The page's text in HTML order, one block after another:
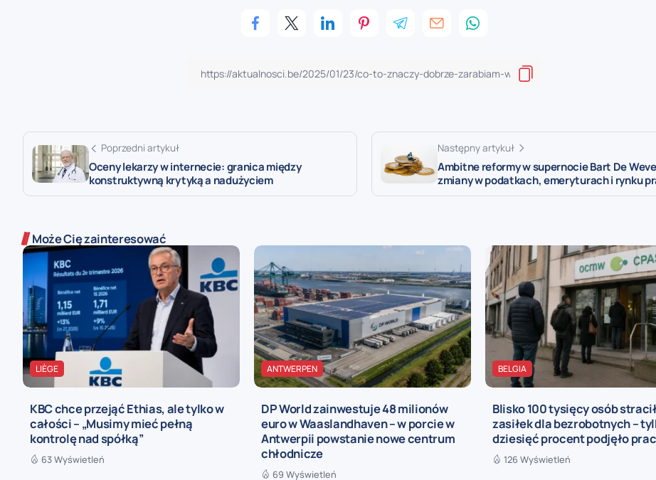
Poprzedni artykuł
Oceny lekarzy w internecie: granica między
konstruktywną krytyką a nadużyciem
Następny artykuł
Ambitne reformy w supernocie Bart De
zmiany w podatkach, emeryturach i rynku
Może Cię zainteresować
LIÈGE
KBC chce przejąć Ethias, ale tylko w
całości – „Musimy mieć pełną
kontrolę nad spółką”
63 Wyświetleń
ANTWERPEN
DP World zainwestuje 48 milionów
euro w Waaslandhaven – w porcie w
Antwerpii powstanie nowe centrum
chłodnicze
69 Wyświetleń
BELGIA
Blisko 100 tysięcy osób
zasiłek dla bezrobotnych –
dziesięć procent podjęło
126 Wyświetleń